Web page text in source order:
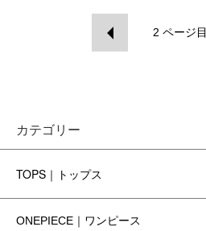
2 ページ目
カテゴリー
TOPS｜トップス
ONEPIECE｜ワンピース